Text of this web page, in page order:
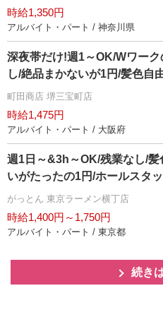
時給1,350円
アルバイト・パート / 神奈川県
深夜帯だけ!週1～OK/Wワー
し/絶品まかないが1円/髪色自
町田商店 堺三宝町店
時給1,475円
アルバイト・パート / 大阪府
週1日～&3h～OK/残業なし/
いがたったの1円/ホールスタ
がっとん 東京ラーメン横丁店
時給1,400円～1,750円
アルバイト・パート / 東京都
続き